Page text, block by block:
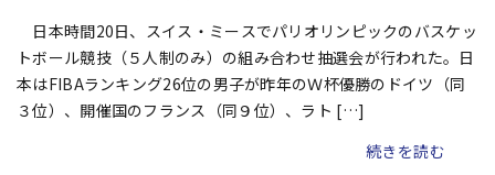
日本時間20日、スイス・ミースでパリオリンピックのバスケッ
トボール競技（５人制のみ）の組み合わせ抽選会が行われた。日
本はFIBAランキング26位の男子が昨年のＷ杯優勝のドイツ（同
３位）、開催国のフランス（同９位）、ラト […]
続きを読む